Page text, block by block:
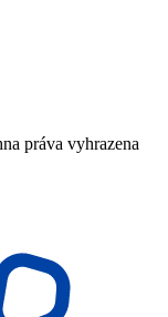
práva vyhrazena